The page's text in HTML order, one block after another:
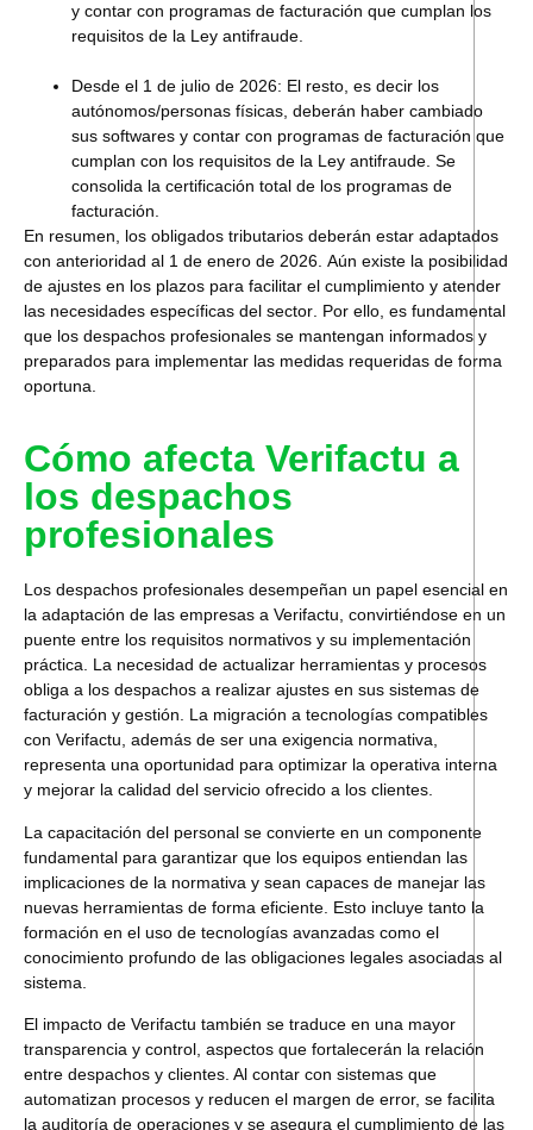
y contar con programas de facturación que cumplan los
requisitos de la Ley antifraude.
Desde el 1 de julio de 2026: El resto, es decir los
autónomos/personas físicas, deberán haber cambiado
sus softwares y contar con programas de facturación que
cumplan con los requisitos de la Ley antifraude. Se
consolida la certificación total de los programas de
facturación.
En resumen, los obligados tributarios deberán estar adaptados
con anterioridad al 1 de enero de 2026. Aún existe la posibilidad
de ajustes en los plazos para facilitar el cumplimiento y atender
las necesidades específicas del sector . Por ello, es fundamental
que los despachos profesionales se mantengan informados y
preparados para implementar las medidas requeridas de forma
oportuna.
Cómo afecta Verifactu a
los despachos
profesionales
Los despachos profesionales desempeñan un papel esencial en
la adaptación de las empresas a Verifactu, convirtiéndose en un
puente entre los requisitos normativos y su implementación
práctica. La necesidad de actualizar herramientas y procesos
obliga a los despachos a realizar ajustes en sus sistemas de
facturación y gestión. La migración a tecnologías compatibles
con Verifactu, además de ser una exigencia normativa,
representa una oportunidad para optimizar la operativa interna
y mejorar la calidad del servicio ofrecido a los clientes.
La capacitación del personal se convierte en un componente
fundamental para garantizar que los equipos entiendan las
implicaciones de la normativa y sean capaces de manejar las
nuevas herramientas de forma eficiente. Esto incluye tanto la
formación en el uso de tecnologías avanzadas como el
conocimiento profundo de las obligaciones legales asociadas al
sistema.
El impacto de Verifactu también se traduce en una mayor
transparencia y control, aspectos que fortalecerán la relación
entre despachos y clientes. Al contar con sistemas que
automatizan procesos y reducen el margen de error, se facilita
la auditoría de operaciones y se asegura el cumplimiento de las